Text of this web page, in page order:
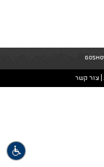
צור קשר